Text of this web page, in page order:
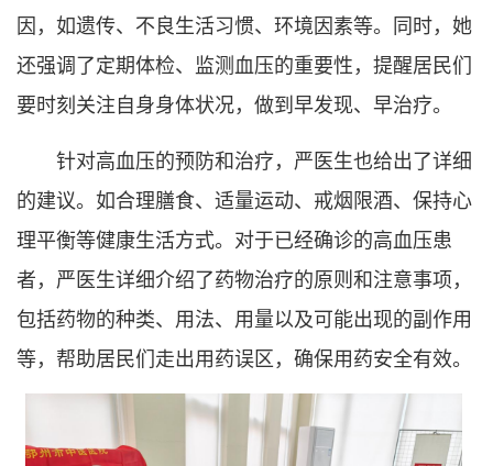
因，如遗传、不良生活习惯、环境因素等。同时，她
还强调了定期体检、监测血压的重要性，提醒居民们
要时刻关注自身身体状况，做到早发现、早治疗。
针对高血压的预防和治疗，严医生也给出了详细
的建议。如合理膳食、适量运动、戒烟限酒、保持心
理平衡等健康生活方式。对于已经确诊的高血压患
者，严医生详细介绍了药物治疗的原则和注意事项，
包括药物的种类、用法、用量以及可能出现的副作用
等，帮助居民们走出用药误区，确保用药安全有效。